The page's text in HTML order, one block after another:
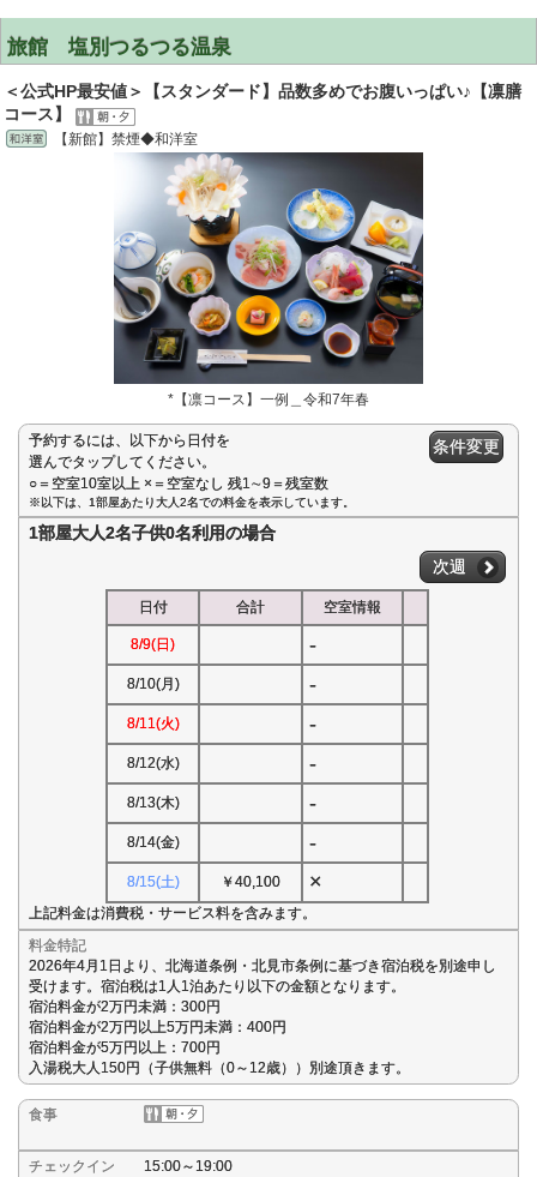
旅館 塩別つるつる温泉
＜公式HP最安値＞【スタンダード】品数多めでお腹いっぱい♪【凛膳
コース】
【新館】禁煙◆和洋室
*【凛コース】一例＿令和7年春
予約するには、以下から日付を
選んでタップしてください。
○＝空室10室以上 ×＝空室なし 残1∼9＝残室数
条件変更
※以下は、1部屋あたり大人2名での料金を表示しています。
1部屋大人2名子供0名利用の場合
次週
日付 合計 空室情報
8/9(日) -
8/10(月) -
8/11(火) -
8/12(水) -
8/13(木) -
8/14(金) -
8/15(土) ￥40,100 ×
上記料金は消費税・サービス料を含みます。
料金特記
2026年4月1日より、北海道条例・北見市条例に基づき宿泊税を別途申し
受けます。宿泊税は1人1泊あたり以下の金額となります。
宿泊料金が2万円未満：300円
宿泊料金が2万円以上5万円未満：400円
宿泊料金が5万円以上：700円
入湯税大人150円（子供無料（0～12歳））別途頂きます。
食事
チェックイン
15:00～19:00